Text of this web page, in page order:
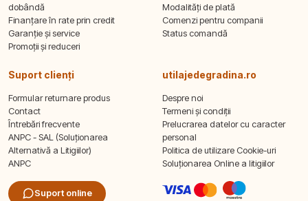
dobândă
Finanțare în rate prin credit
Garanție și service
Promoții și reduceri
Modalități de plată
Comenzi pentru companii
Status comandă
Suport clienți
Formular returnare produs
Contact
Întrebări frecvente
ANPC - SAL (Soluționarea
Alternativă a Litigiilor)
ANPC
Suport online
utilajedegradina.ro
Despre noi
Termeni și condiții
Prelucrarea datelor cu caracter
personal
Politica de utilizare Cookie-uri
Soluționarea Online a litigiilor